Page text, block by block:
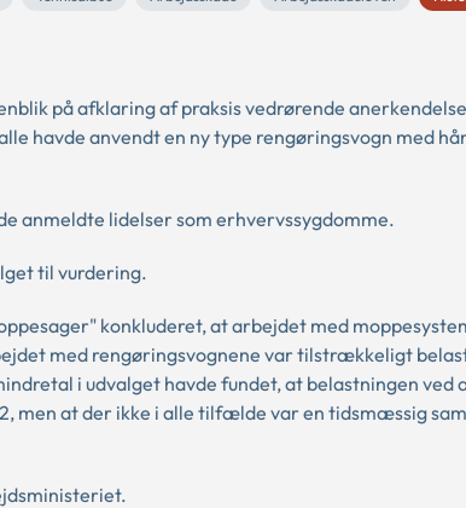
på afklaring af praksis vedrørende
havde anvendt en ny type rengøringsvogn med
anmeldte lidelser som erhvervssygdomme.
til vurdering.
konkluderet, at arbejdet med
med rengøringsvognene var tilstrækkeligt
i udvalget havde fundet, at belastningen ved
men at der ikke i alle tilfælde var en tidsmæssig